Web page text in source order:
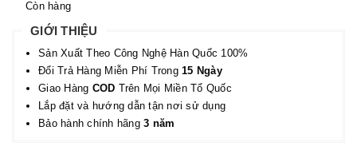
Còn hàng
GIỚI THIỆU
Sản Xuất Theo Công Nghệ Hàn Quốc 100%
Đổi Trả Hàng Miễn Phí Trong 15 Ngày
Giao Hàng COD Trên Mọi Miền Tổ Quốc
Lắp đặt và hướng dẫn tận nơi sử dụng
Bảo hành chính hãng 3 năm